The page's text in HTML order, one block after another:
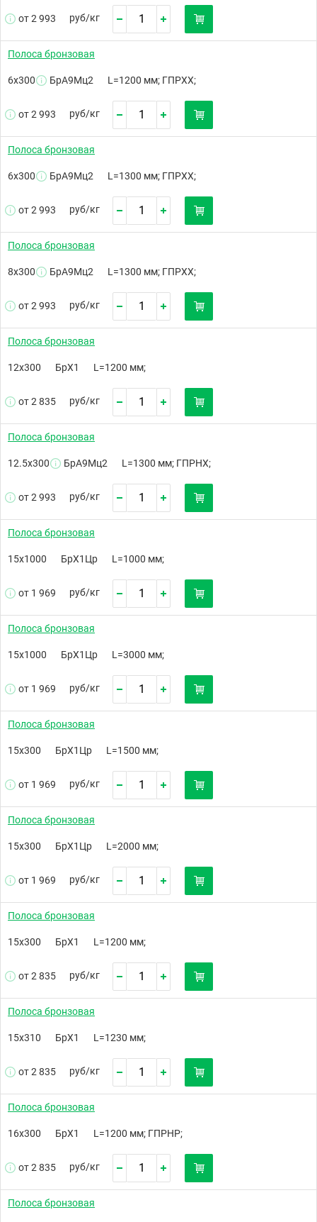
от 2 993 руб/кг
Полоса бронзовая
6х300 БрА9Мц2 L=1200 мм; ГПРХХ;
от 2 993 руб/кг
Полоса бронзовая
6х300 БрА9Мц2 L=1300 мм; ГПРХХ;
от 2 993 руб/кг
Полоса бронзовая
8х300 БрА9Мц2 L=1300 мм; ГПРХХ;
от 2 993 руб/кг
Полоса бронзовая
12х300 БрХ1 L=1200 мм;
от 2 835 руб/кг
Полоса бронзовая
12.5х300 БрА9Мц2 L=1300 мм; ГПРНХ;
от 2 993 руб/кг
Полоса бронзовая
15х1000 БрХ1Цр L=1000 мм;
от 1 969 руб/кг
Полоса бронзовая
15х1000 БрХ1Цр L=3000 мм;
от 1 969 руб/кг
Полоса бронзовая
15х300 БрХ1Цр L=1500 мм;
от 1 969 руб/кг
Полоса бронзовая
15х300 БрХ1Цр L=2000 мм;
от 1 969 руб/кг
Полоса бронзовая
15х300 БрХ1 L=1200 мм;
от 2 835 руб/кг
Полоса бронзовая
15х310 БрХ1 L=1230 мм;
от 2 835 руб/кг
Полоса бронзовая
16х300 БрХ1 L=1200 мм; ГПРНР;
от 2 835 руб/кг
Полоса бронзовая